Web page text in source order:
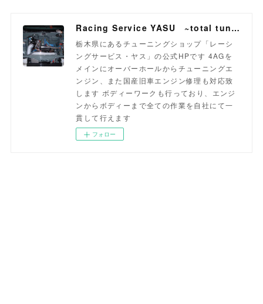
Racing Service YASU ~total tuning proshop~
栃木県にあるチューニングショップ「レーシ
ングサービス・ヤス」の公式HPです 4AGを
メインにオーバーホールからチューニングエ
ンジン、また国産旧車エンジン修理も対応致
します ボディーワークも行っており、エンジ
ンからボディーまで全ての作業を自社にて一
貫して行えます
フォロー